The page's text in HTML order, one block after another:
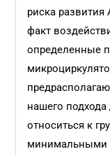
риска
факт
определенные
нашего
относиться к
минимальными